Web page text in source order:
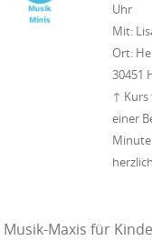
Uhr
Mit:
Ort:
30451
↑ Kurs
einer
Musik-Maxis für